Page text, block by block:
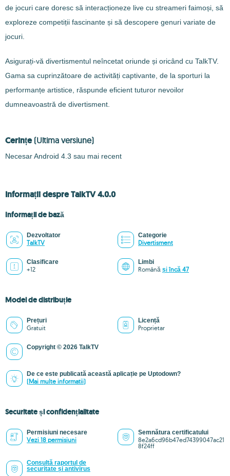
de jocuri care doresc să interacționeze live cu streameri faimoși, să
exploreze competiții fascinante și să descopere genuri variate de
jocuri.
Asigurați-vă divertismentul neîncetat oriunde și oricând cu TalkTV.
Gama sa cuprinzătoare de activități captivante, de la sporturi la
performanțe artistice, răspunde eficient tuturor nevoilor
dumneavoastră de divertisment.
Cerințe (Ultima versiune)
Necesar Android 4.3 sau mai recent
Informații despre TalkTV 4.0.0
Informații de bază
Dezvoltator
TalkTV
Categorie
Divertisment
Clasificare
+12
Limbi
Română și încă 47
Model de distribuție
Prețuri
Gratuit
Licență
Proprietar
Copyright © 2026 TalkTV
De ce este publicată această aplicație pe Uptodown?
(Mai multe informatii)
Securitate și confidențialitate
Permisiuni necesare
Vezi 18 permisiuni
Semnătura certificatului
8e2a6cd96b47ed74399047ac21
8f24ff
Consultă raportul de
securitate și antivirus